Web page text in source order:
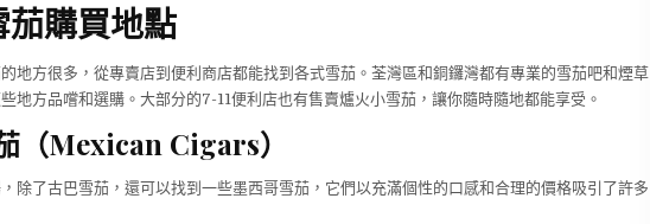
茄購買地點
地方很多，從專賣店到便利商店都能找到各式雪茄。荃灣區和銅鑼灣都有專業的雪茄吧和煙草
地方品嚐和選購。大部分的7-11便利店也有售賣爐火小雪茄，讓你隨時隨地都能享受。
（Mexican Cigars）
除了古巴雪茄，還可以找到一些墨西哥雪茄，它們以充滿個性的口感和合理的價格吸引了許多